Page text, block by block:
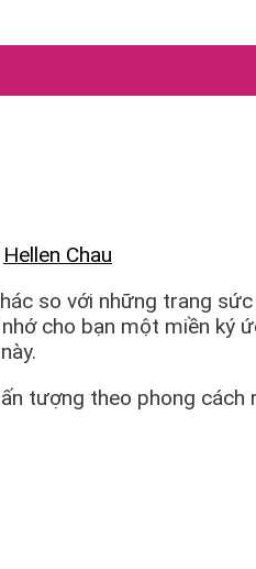
Hellen Chau
so với những trang
cho bạn một miền ký
tượng theo phong cách